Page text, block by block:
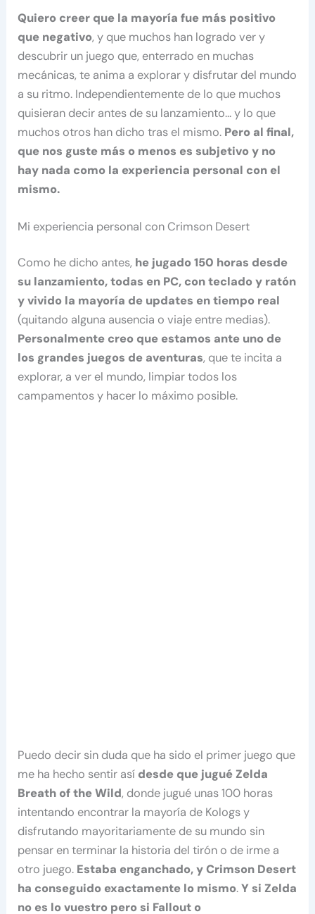
Quiero creer que la mayoría fue más positivo
que negativo, y que muchos han logrado ver y
descubrir un juego que, enterrado en muchas
mecánicas, te anima a explorar y disfrutar del mundo
a su ritmo. Independientemente de lo que muchos
quisieran decir antes de su lanzamiento… y lo que
muchos otros han dicho tras el mismo. Pero al final,
que nos guste más o menos es subjetivo y no
hay nada como la experiencia personal con el
mismo.
Mi experiencia personal con Crimson Desert
Como he dicho antes, he jugado 150 horas desde
su lanzamiento, todas en PC, con teclado y ratón
y vivido la mayoría de updates en tiempo real
(quitando alguna ausencia o viaje entre medias).
Personalmente creo que estamos ante uno de
los grandes juegos de aventuras, que te incita a
explorar, a ver el mundo, limpiar todos los
campamentos y hacer lo máximo posible.
Puedo decir sin duda que ha sido el primer juego que
me ha hecho sentir así desde que jugué Zelda
Breath of the Wild, donde jugué unas 100 horas
intentando encontrar la mayoría de Kologs y
disfrutando mayoritariamente de su mundo sin
pensar en terminar la historia del tirón o de irme a
otro juego. Estaba enganchado, y Crimson Desert
ha conseguido exactamente lo mismo.Y si Zelda
no es lo vuestro pero si Fallout o